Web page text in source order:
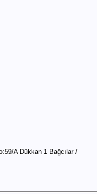
A Dükkan 1 Bağcılar /